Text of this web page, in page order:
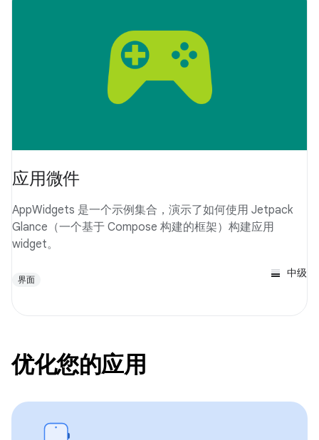
应用微件
AppWidgets 是一个示例集合，演示了如何使用 Jetpack
Glance（一个基于 Compose 构建的框架）构建应用
widget。
界面
中级
优化您的应用